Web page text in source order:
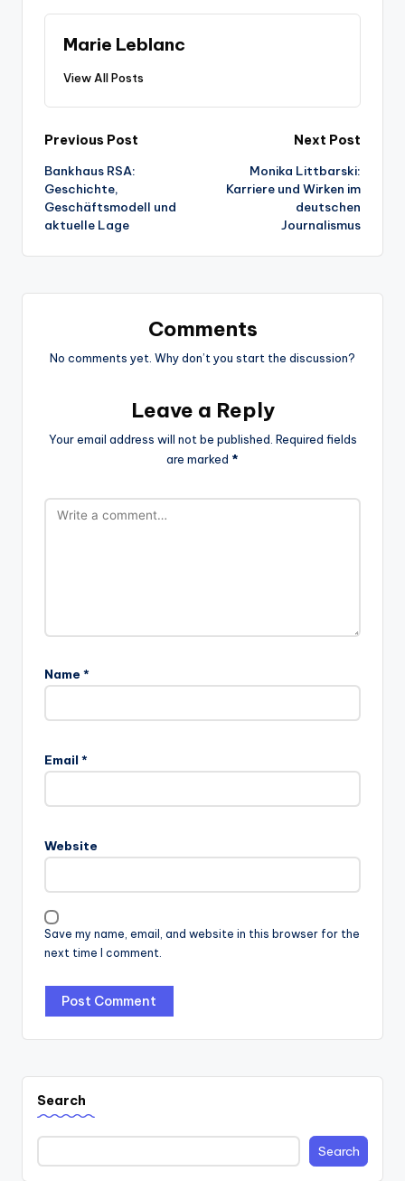
Marie Leblanc
View All Posts
Post
navigation
Previous Post
Bankhaus RSA:
Geschichte,
Geschäftsmodell und
aktuelle Lage
Next Post
Monika Littbarski:
Karriere und Wirken im
deutschen
Journalismus
Comments
No comments yet. Why don’t you start the discussion?
Leave a Reply
Your email address will not be published. Required fields
are marked *
Name *
Email *
Website
Save my name, email, and website in this browser for the
next time I comment.
Search
Search